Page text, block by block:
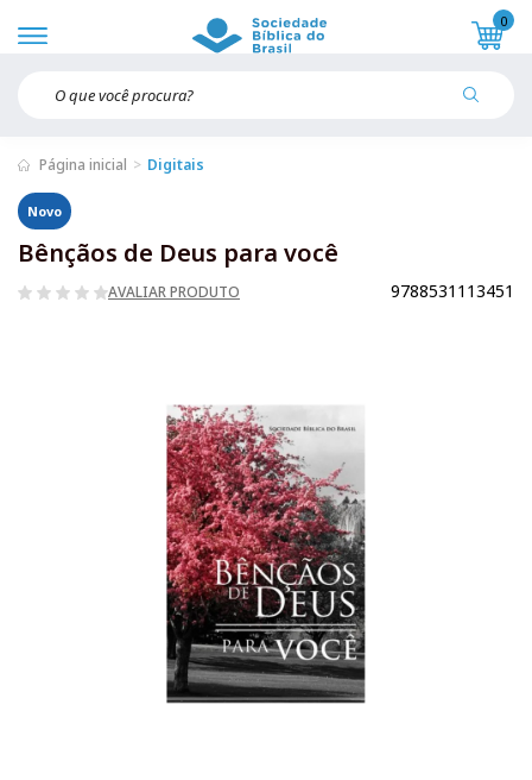
0
Página inicial Digitais
Novo
Bênçãos de Deus para você
AVALIAR PRODUTO 9788531113451